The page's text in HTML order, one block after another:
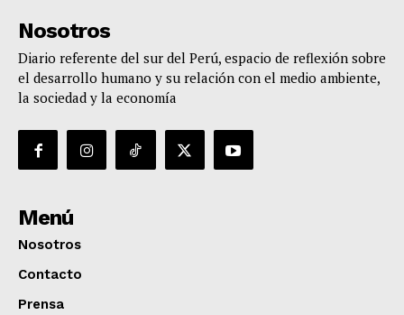
Nosotros
Diario referente del sur del Perú, espacio de reflexión sobre
el desarrollo humano y su relación con el medio ambiente,
la sociedad y la economía
Menú
Nosotros
Contacto
Prensa